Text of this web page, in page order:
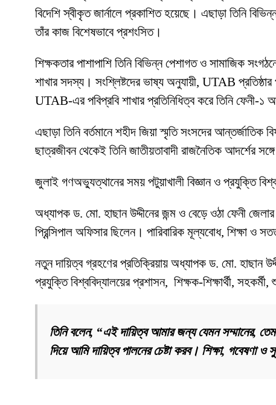
বিদেশি স্বীকৃত জার্নালে প্রকাশিত হয়েছে। এছাড়া তিনি
তাঁর কাজ বিশেষভাবে প্রশংসিত।
শিক্ষকতার পাশাপাশি তিনি বিভিন্ন পেশাগত ও সামাজিক
শাখার সদস্য। সংশ্লিষ্টদের ভাষ্য অনুযায়ী, UTAB প্রতিষ্ঠার
UTAB-এর পবিপ্রবি শাখার প্রতিনিধিত্ব করে তিনি ফেনী-১
এছাড়া তিনি বর্তমানে শহীদ জিয়া স্মৃতি সংসদের
ছাত্রজীবন থেকেই তিনি জাতীয়তাবাদী রাজনৈতিক আদর্শের
জুলাই গণঅভ্যুত্থানের সময় পটুয়াখালী বিজ্ঞান ও প্রযুক্তি
অধ্যাপক ড. মো. হাছান উদ্দীনের জন্ম ও বেড়ে ওঠা ফেনী
প্রিন্সিপাল অফিসার ছিলেন। পারিবারিক মূল্যবোধ, শিক্ষা ও
নতুন দায়িত্ব গ্রহণের প্রতিক্রিয়ায় অধ্যাপক ড. মো. হাছান
প্রযুক্তি বিশ্ববিদ্যালয়ের প্রশাসন, শিক্ষক-শিক্ষার্থী,
তিনি বলেন, “এই দায়িত্ব আমার জন্য যেমন সম্মানের,
দিয়ে আমি দায়িত্ব পালনের চেষ্টা করব। শিক্ষা,